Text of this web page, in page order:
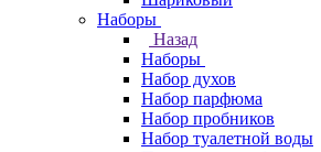
Наборы
Назад
Наборы
Набор духов
Набор парфюма
Набор пробников
Набор туалетной воды